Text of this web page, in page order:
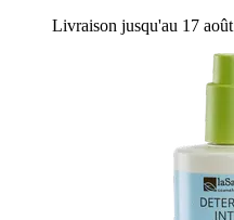
Livraison jusqu'au 17 août